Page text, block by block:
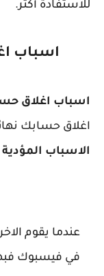
للاستفادة أكثر.
اسباب
اسباب اغلاق
اغلاق حسابك
الاسباب
عندما يقوم
في فيسبوك